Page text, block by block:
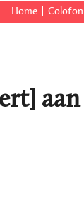
Home Colofon